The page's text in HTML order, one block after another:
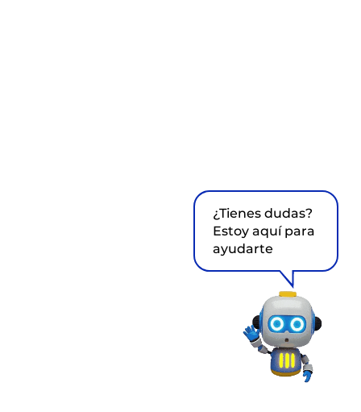
¿Tienes dudas?
Estoy aquí para
ayudarte